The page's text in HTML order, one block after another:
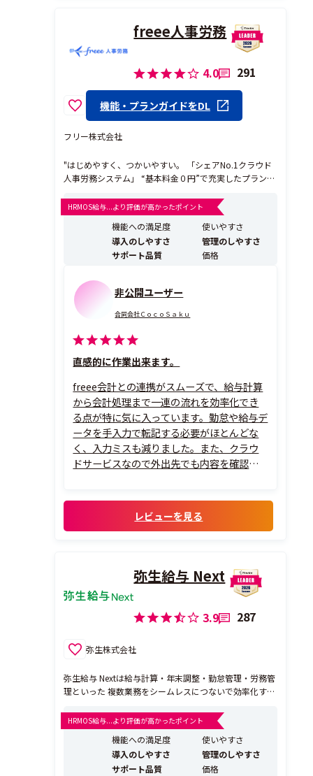
freee人事労務
4.0 291
機能・プランガイドをDL
フリー株式会社
"はじめやすく、つかいやすい。 「シェアNo.1クラウド
人事労務システム」 “基本料金０円”で充実したプランの
もあらゆる労務業務を自動化！ 【freee人事労務でできる
こと】 ・ルーティン業務を効率化し、最大84.5%の業務
を削減。 ・「自...
HRMOS給与...より評価が高かったポイント
機能への満足度
使いやすさ
導入のしやすさ
管理のしやすさ
サポート品質
価格
非公開ユーザー
合同会社ＣｏｃｏＳａｋｕ
直感的に作業出来ます。
freee会計との連携がスムーズで、給与計算
から会計処理まで一連の流れを効率化でき
る点が特に気に入っています。勤怠や給与デ
ータを手入力で転記する必要がほとんどな
く、入力ミスも減りました。また、クラウ
ドサービスなので外出先でも内容を確認で
比較的分かりやすく、専門知識がなくても
迷わず使える点は、中小企業や個人事業主
レビューを見る
弥生給与 Next
3.9 287
弥生株式会社
弥生給与 Nextは給与計算・年末調整・勤怠管理・労務管
理といった 複数業務をシームレスにつないで効率化する
かるので、初心者でも漏れなく業務進捗ができる ・給与
明細書のWeb配信や年調申告書のWeb回収でペーパーレ
ス化を実現 ・自社の就労規則に柔軟に...
HRMOS給与...より評価が高かったポイント
機能への満足度
使いやすさ
導入のしやすさ
管理のしやすさ
サポート品質
価格